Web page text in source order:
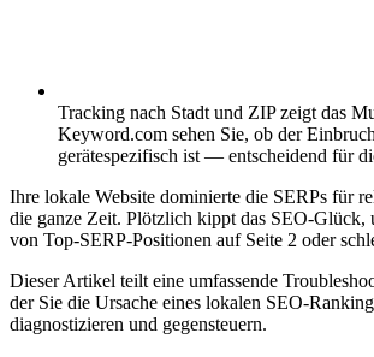
Tracking nach Stadt und ZIP zeigt das
Keyword.com sehen Sie, ob der
gerätespezifisch ist — entscheidend für
Ihre lokale Website dominierte die SERPs für
die ganze Zeit. Plötzlich kippt das SEO-Glück,
von Top-SERP-Positionen auf Seite 2 oder
Dieser Artikel teilt eine umfassende
der Sie die Ursache eines lokalen SEO-
diagnostizieren und gegensteuern.